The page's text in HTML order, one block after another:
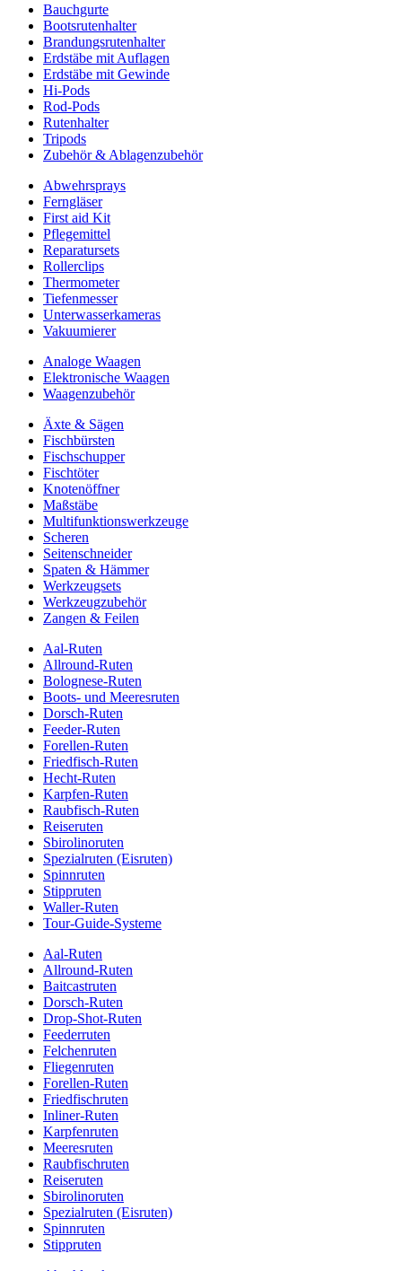
Bauchgurte
Bootsrutenhalter
Brandungsrutenhalter
Erdstäbe mit Auflagen
Erdstäbe mit Gewinde
Hi-Pods
Rod-Pods
Rutenhalter
Tripods
Zubehör & Ablagenzubehör
Abwehrsprays
Ferngläser
First aid Kit
Pflegemittel
Reparatursets
Rollerclips
Thermometer
Tiefenmesser
Unterwasserkameras
Vakuumierer
Analoge Waagen
Elektronische Waagen
Waagenzubehör
Äxte & Sägen
Fischbürsten
Fischschupper
Fischtöter
Knotenöffner
Maßstäbe
Multifunktionswerkzeuge
Scheren
Seitenschneider
Spaten & Hämmer
Werkzeugsets
Werkzeugzubehör
Zangen & Feilen
Aal-Ruten
Allround-Ruten
Bolognese-Ruten
Boots- und Meeresruten
Dorsch-Ruten
Feeder-Ruten
Forellen-Ruten
Friedfisch-Ruten
Hecht-Ruten
Karpfen-Ruten
Raubfisch-Ruten
Reiseruten
Sbirolinoruten
Spezialruten (Eisruten)
Spinnruten
Stippruten
Waller-Ruten
Tour-Guide-Systeme
Aal-Ruten
Allround-Ruten
Baitcastruten
Dorsch-Ruten
Drop-Shot-Ruten
Feederruten
Felchenruten
Fliegenruten
Forellen-Ruten
Friedfischruten
Inliner-Ruten
Karpfenruten
Meeresruten
Raubfischruten
Reiseruten
Sbirolinoruten
Spezialruten (Eisruten)
Spinnruten
Stippruten